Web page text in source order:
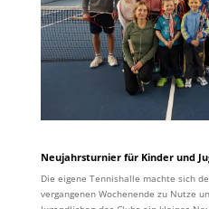
Neujahrsturnier für Kinder und
Die eigene Tennishalle machte sich
vergangenen Wochenende zu Nutze